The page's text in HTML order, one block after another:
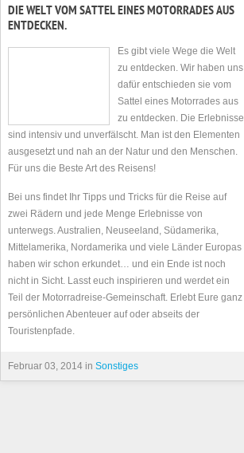
DIE WELT VOM SATTEL EINES MOTORRADES AUS
ENTDECKEN.
Es gibt viele Wege die Welt
zu entdecken. Wir haben uns
dafür entschieden sie vom
Sattel eines Motorrades aus
zu entdecken. Die Erlebnisse
sind intensiv und unverfälscht. Man ist den Elementen
ausgesetzt und nah an der Natur und den Menschen.
Für uns die Beste Art des Reisens!
Bei uns findet Ihr Tipps und Tricks für die Reise auf
zwei Rädern und jede Menge Erlebnisse von
unterwegs. Australien, Neuseeland, Südamerika,
Mittelamerika, Nordamerika und viele Länder Europas
haben wir schon erkundet… und ein Ende ist noch
nicht in Sicht. Lasst euch inspirieren und werdet ein
Teil der Motorradreise-Gemeinschaft. Erlebt Eure ganz
persönlichen Abenteuer auf oder abseits der
Touristenpfade.
Februar 03, 2014 in Sonstiges